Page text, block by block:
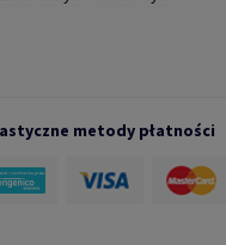
metody płatności